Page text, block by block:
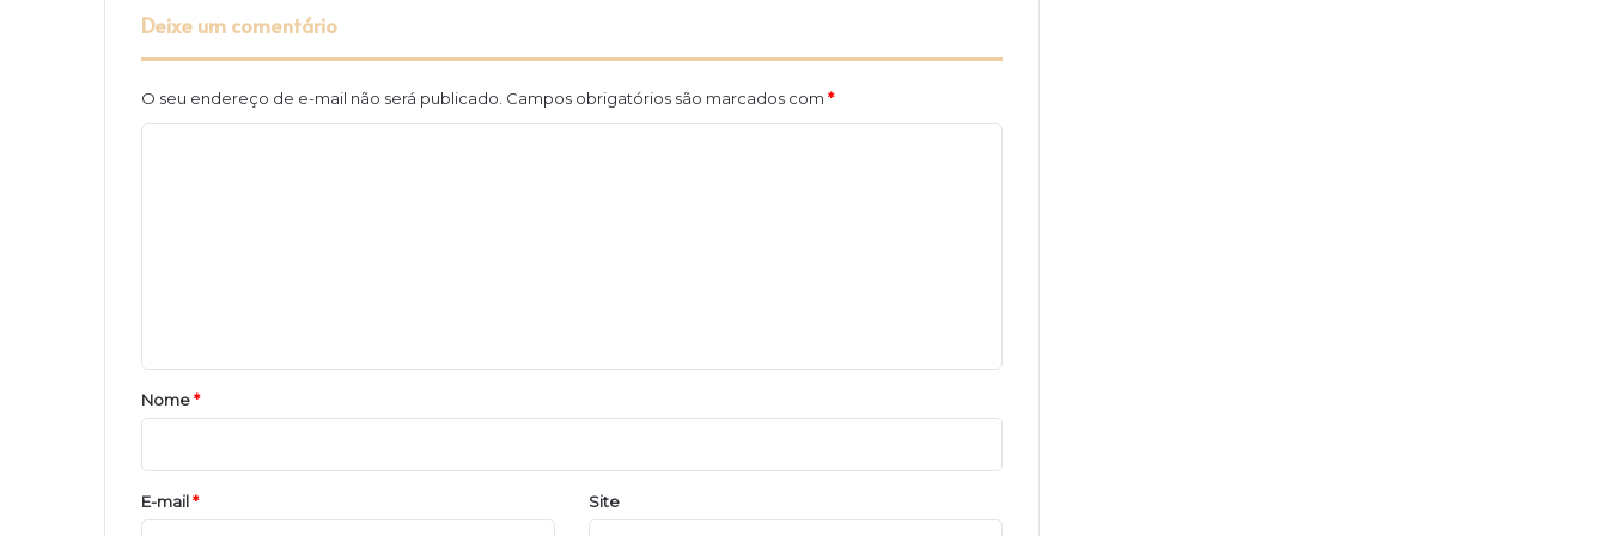
m
a
Deixe um comentário
O seu endereço de e-mail não será publicado. Campos obrigatórios são marcados com *
r
o
*
Nome*
E-mail* Site